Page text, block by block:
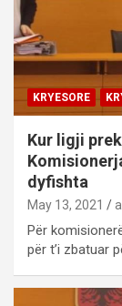
KRYESORE
Kur ligji
dyfishta
May 13, 2021
Për
për t’i zbatuar